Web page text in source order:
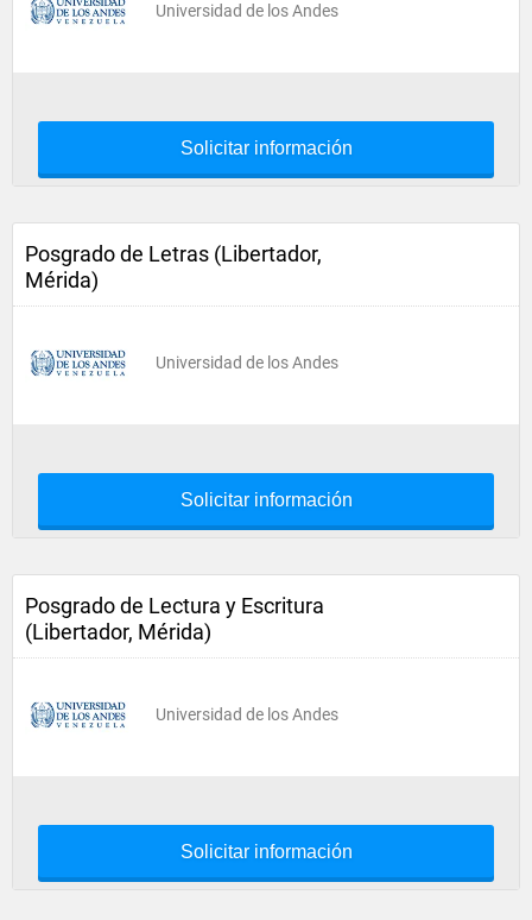
Universidad de los Andes
Solicitar información
Posgrado de Letras (Libertador,
Mérida)
Universidad de los Andes
Solicitar información
Posgrado de Lectura y Escritura
(Libertador, Mérida)
Universidad de los Andes
Solicitar información